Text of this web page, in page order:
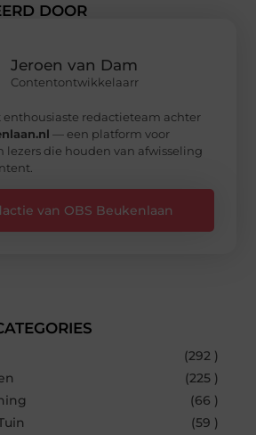
DOOR
Jeroen van Dam
Contentontwikkelaarr
enthousiaste redactieteam achter
— een platform voor
lezers die houden van afwisseling
van OBS Beukenlaan
(292 )
(225 )
(66 )
(59 )